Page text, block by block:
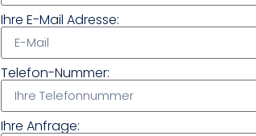
Ihre E-Mail Adresse:
Telefon-Nummer:
Ihre Anfrage: